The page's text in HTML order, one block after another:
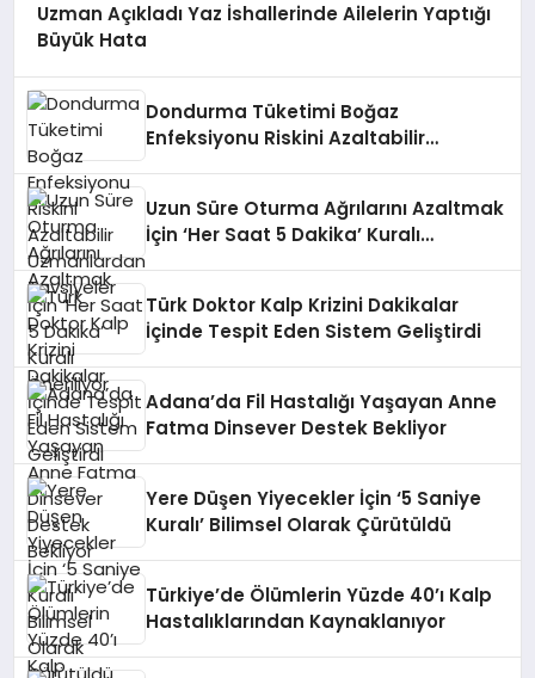
Uzman Açıkladı Yaz İshallerinde Ailelerin Yaptığı
Büyük Hata
Dondurma Tüketimi Boğaz
Enfeksiyonu Riskini Azaltabilir
Uzun Süre Oturma Ağrılarını Azaltmak
İçin ‘Her Saat 5 Dakika’ Kuralı
Türk Doktor Kalp Krizini Dakikalar
İçinde Tespit Eden Sistem Geliştirdi
Adana’da Fil Hastalığı Yaşayan Anne
Fatma Dinsever Destek Bekliyor
Yere Düşen Yiyecekler İçin ‘5 Saniye
Kuralı’ Bilimsel Olarak Çürütüldü
Türkiye’de Ölümlerin Yüzde 40’ı Kalp
Hastalıklarından Kaynaklanıyor